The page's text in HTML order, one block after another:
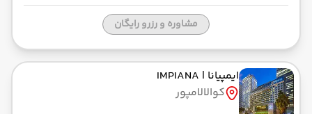
مشاوره و رزرو رایگان
ایمپیانا | IMPIANA
کوالالامپور